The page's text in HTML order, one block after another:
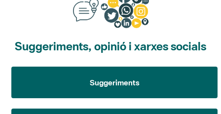
Suggeriments, opinió i xarxes socials
Suggeriments